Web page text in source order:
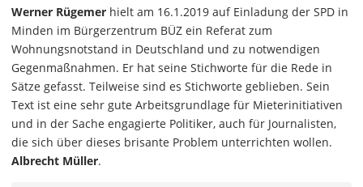
Werner Rügemer hielt am 16.1.2019 auf Einladung der SPD in
Minden im Bürgerzentrum BÜZ ein Referat zum
Wohnungsnotstand in Deutschland und zu notwendigen
Gegenmaßnahmen. Er hat seine Stichworte für die Rede in
Sätze gefasst. Teilweise sind es Stichworte geblieben. Sein
Text ist eine sehr gute Arbeitsgrundlage für Mieterinitiativen
und in der Sache engagierte Politiker, auch für Journalisten,
die sich über dieses brisante Problem unterrichten wollen.
Albrecht Müller.